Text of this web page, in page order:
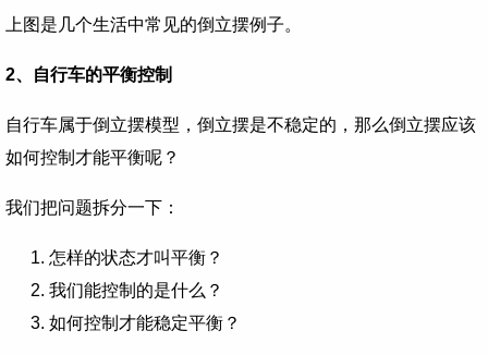
上图是几个生活中常见的倒立摆例子。
2、自行车的平衡控制
自行车属于倒立摆模型，倒立摆是不稳定的，那么倒立摆应该
如何控制才能平衡呢？
我们把问题拆分一下：
怎样的状态才叫平衡？
我们能控制的是什么？
如何控制才能稳定平衡？